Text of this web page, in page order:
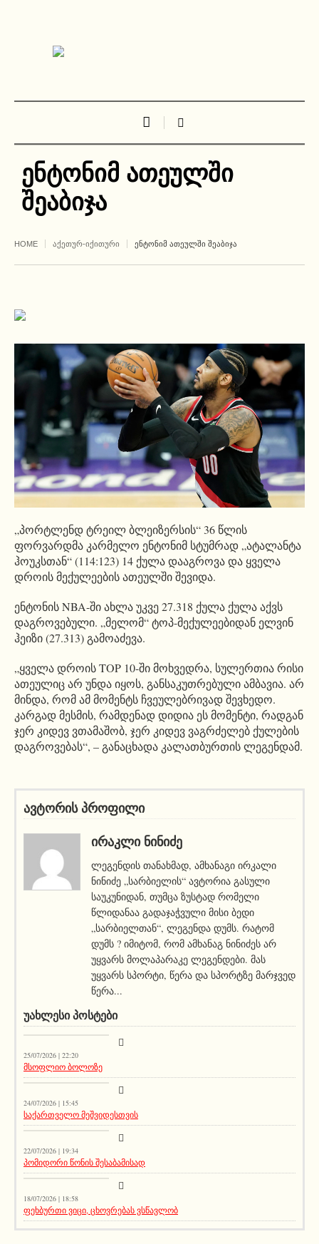
ენტონიმ ათეულში
შეაბიჯა
HOME ᲐᲥᲔᲗᲣᲠ-ᲘᲥᲘᲗᲣᲠᲘ ᲔᲜᲢᲝᲜᲘᲛ ᲐᲗᲔᲣᲚᲨᲘ ᲨᲔᲐᲑᲘᲯᲐ
„პორტლენდ ტრეილ ბლეიზერსის“ 36 წლის
ფორვარდმა კარმელო ენტონიმ სტუმრად „ატალანტა
ჰოუკსთან“ (114:123) 14 ქულა დააგროვა და ყველა
დროის მექულეების ათეულში შევიდა.
ენტონის NBA-ში ახლა უკვე 27.318 ქულა ქულა აქვს
დაგროვებული. „მელომ“ ტოპ-მექულეებიდან ელვინ
ჰეიზი (27.313) გამოაძევა.
„ყველა დროის TOP 10-ში მოხვედრა, სულერთია რისი
ათეულიც არ უნდა იყოს, განსაკუთრებული ამბავია. არ
მინდა, რომ ამ მომენტს ჩვეულებრივად შევხედო.
კარგად მესმის, რამდენად დიდია ეს მომენტი, რადგან
ჯერ კიდევ ვთამაშობ, ჯერ კიდევ ვაგრძელებ ქულების
დაგროვებას“, – განაცხადა კალათბურთის ლეგენდამ.
ავტორის პროფილი
ᲘᲠᲐᲙᲚᲘ ᲜᲘᲜᲘᲫᲔ
ლეგენდის თანახმად, ამხანაგი ირკალი
ნინიძე „სარბიელის“ ავტორია გასული
საუკუნიდან, თუმცა ზუსტად რომელი
წლიდანაა გადაჯაჭვული მისი ბედი
„სარბიელთან“, ლეგენდა დუმს. რატომ
დუმს ? იმიტომ, რომ ამხანაგ ნინიძეს არ
უყვარს მოლაპარაკე ლეგენდები. მას
უყვარს სპორტი, წერა და სპორტზე მარჯვედ
წერა...
ᲣᲐᲮᲚᲔᲡᲘ ᲞᲝᲡᲢᲔᲑᲘ
სიახლეები
25/07/2026 | 22:20
მსოფლიო ბოლოზე
სიახლეები
24/07/2026 | 15:45
საქართველო მეშვიდესთვის
აქეთურ-იქითური
22/07/2026 | 19:34
პომიდორი წონის შესაბამისად
აქეთურ-იქითური
18/07/2026 | 18:58
ფეხბურთი ვიცი, ცხოვრებას ვსწავლობ